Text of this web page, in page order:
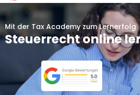
Mit der Tax Academy zum Lernerfolg
Steuerrecht online